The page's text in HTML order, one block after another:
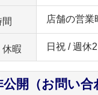
店舗の営業
休暇 日祝 / 週休
開（お問い合